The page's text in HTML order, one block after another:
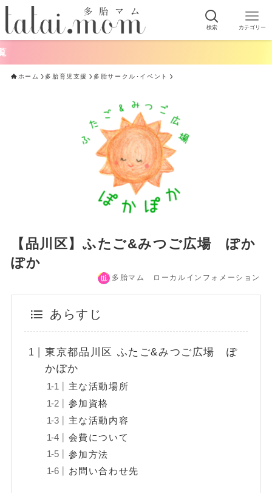
検索 カテゴリー
ホーム 多胎育児支援 多胎サークル･イベント
【品川区】ふたご&みつご広場 ぽか
ぽか
多胎マム ローカルインフォメーション
あらすじ
東京都品川区 ふたご&みつご広場 ぽ
かぽか
主な活動場所
参加資格
主な活動内容
会費について
参加方法
お問い合わせ先